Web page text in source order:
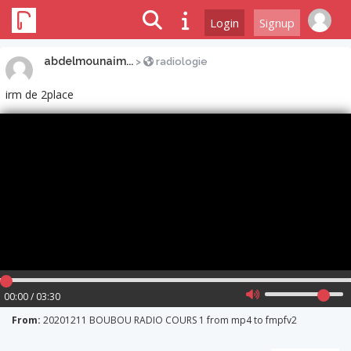
Login Signup
abdelmounaim... > radiologie
irm de 2place
00:00 / 03:30
From: 20201211 BOUBOU RADIO COURS 1 from mp4 to fmpfv2